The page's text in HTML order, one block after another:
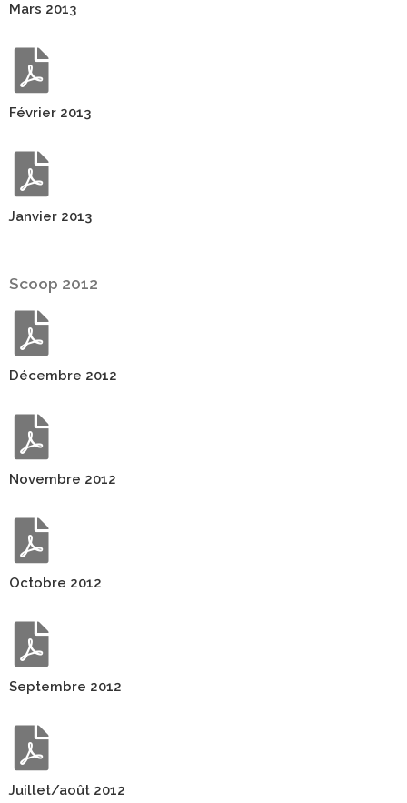
Mars 2013
Février 2013
Janvier 2013
Scoop 2012
Décembre 2012
Novembre 2012
Octobre 2012
Septembre 2012
Juillet/août 2012